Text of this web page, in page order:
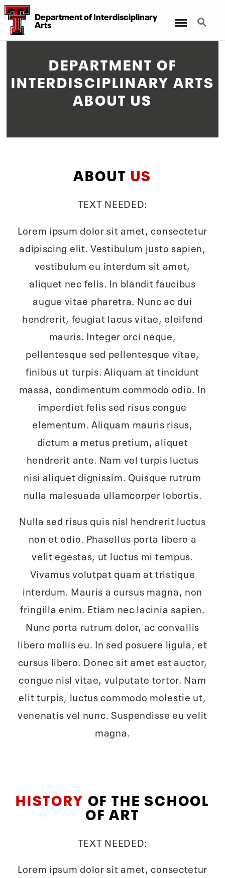
Department of Interdisciplinary
Arts
Search
DEPARTMENT OF
INTERDISCIPLINARY ARTS
ABOUT US
ABOUT US
TEXT NEEDED:
Lorem ipsum dolor sit amet, consectetur
adipiscing elit. Vestibulum justo sapien,
vestibulum eu interdum sit amet,
aliquet nec felis. In blandit faucibus
augue vitae pharetra. Nunc ac dui
hendrerit, feugiat lacus vitae, eleifend
mauris. Integer orci neque,
pellentesque sed pellentesque vitae,
finibus ut turpis. Aliquam at tincidunt
massa, condimentum commodo odio. In
imperdiet felis sed risus congue
elementum. Aliquam mauris risus,
dictum a metus pretium, aliquet
hendrerit ante. Nam vel turpis luctus
nisi aliquet dignissim. Quisque rutrum
nulla malesuada ullamcorper lobortis.
Nulla sed risus quis nisl hendrerit luctus
non et odio. Phasellus porta libero a
velit egestas, ut luctus mi tempus.
Vivamus volutpat quam at tristique
interdum. Mauris a cursus magna, non
fringilla enim. Etiam nec lacinia sapien.
Nunc porta rutrum dolor, ac convallis
libero mollis eu. In sed posuere ligula, et
cursus libero. Donec sit amet est auctor,
congue nisl vitae, vulputate tortor. Nam
elit turpis, luctus commodo molestie ut,
venenatis vel nunc. Suspendisse eu velit
magna.
HISTORY OF THE SCHOOL
OF ART
TEXT NEEDED:
Lorem ipsum dolor sit amet, consectetur